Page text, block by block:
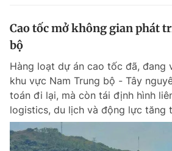
Tổng thư ký tòa soạn: Đức Trung
Giấy phép xuất bản số 110/GP - BTTTT
© 2003-2026 Bản quyền thuộc về Báo
dưới mọi hình thức nếu không có sự chấp
Phát triển bởi ePi Technologies, JSC.
Cao tốc mở không gian phát
bộ
Hàng loạt dự án cao tốc đã, đang
khu vực Nam Trung bộ - Tây
toán đi lại, mà còn tái định hình
logistics, du lịch và động lực tăng